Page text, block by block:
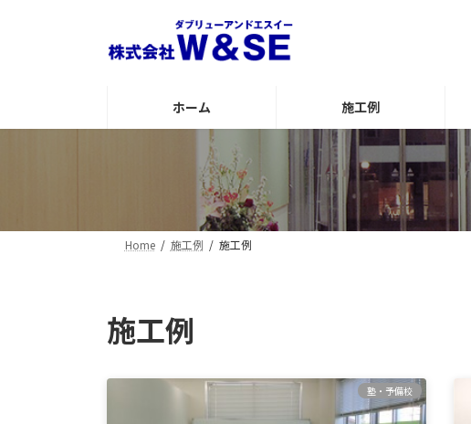
ホーム 施工例
Home 施工例 施工例
施工例
塾・予備校